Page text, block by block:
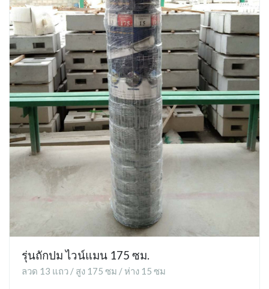
รุ่นถักปม ไวน์แมน 175 ซม.
ลวด 13 แถว / สูง 175 ซม / ห่าง 15 ซม